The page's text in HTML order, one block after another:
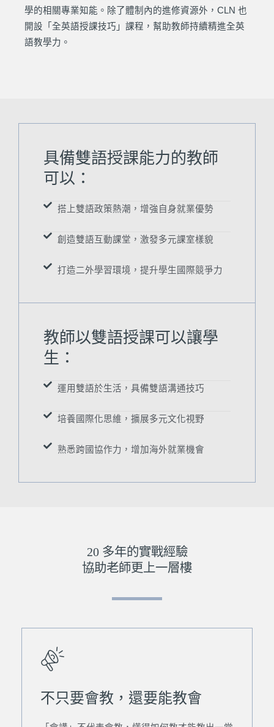
學的相關專業知能。除了體制內的進修資源外，CLN 也
開設「全英語授課技巧」課程，幫助教師持續精進全英
語教學力。
具備雙語授課能力的教師
可以：
搭上雙語政策熱潮，增強自身就業優勢
創造雙語互動課堂，激發多元課室樣貌
打造二外學習環境，提升學生國際競爭力
教師以雙語授課可以讓學
生：
運用雙語於生活，具備雙語溝通技巧
培養國際化思維，擴展多元文化視野
熟悉跨國協作力，增加海外就業機會
20 多年的實戰經驗
協助老師更上一層樓
不只要會教，還要能教會